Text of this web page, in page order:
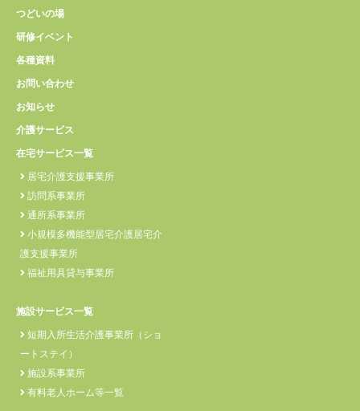
つどいの場
研修イベント
各種資料
お問い合わせ
お知らせ
介護サービス
在宅サービス一覧
居宅介護支援事業所
訪問系事業所
通所系事業所
小規模多機能型居宅介護居宅介
護支援事業所
福祉用具貸与事業所
施設サービス一覧
短期入所生活介護事業所（ショ
ートステイ）
施設系事業所
有料老人ホーム等一覧